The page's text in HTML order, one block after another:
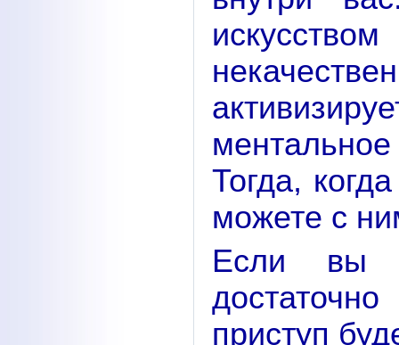
Тогда,
можете с
Если вы
приступ